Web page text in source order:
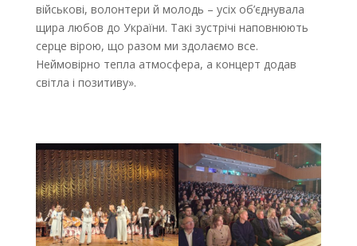
військові, волонтери й молодь – усіх об’єднувала
щира любов до України. Такі зустрічі наповнюють
серце вірою, що разом ми здолаємо все.
Неймовірно тепла атмосфера, а концерт додав
світла і позитиву».